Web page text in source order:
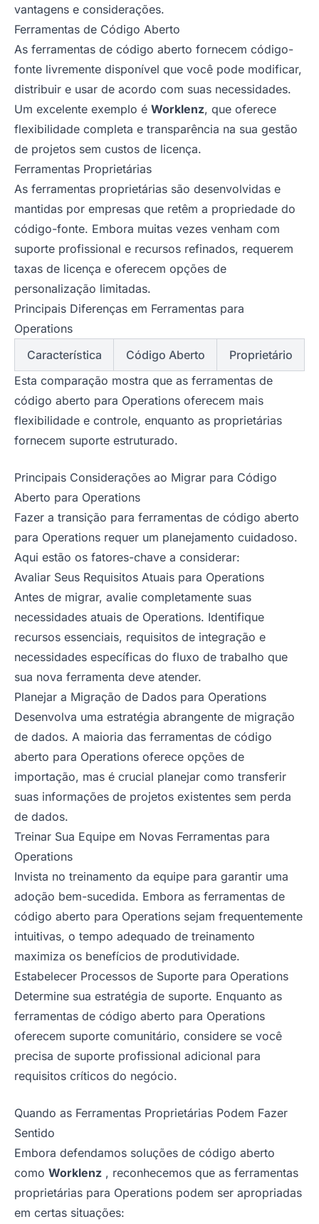
vantagens e considerações.
Ferramentas de Código Aberto
As ferramentas de código aberto fornecem código-
fonte livremente disponível que você pode modificar,
distribuir e usar de acordo com suas necessidades.
Um excelente exemplo é Worklenz, que oferece
flexibilidade completa e transparência na sua gestão
de projetos sem custos de licença.
Ferramentas Proprietárias
As ferramentas proprietárias são desenvolvidas e
mantidas por empresas que retêm a propriedade do
código-fonte. Embora muitas vezes venham com
suporte profissional e recursos refinados, requerem
taxas de licença e oferecem opções de
personalização limitadas.
Principais Diferenças em Ferramentas para
Operations
Característica
Código Aberto
Proprietário
Esta comparação mostra que as ferramentas de
código aberto para Operations oferecem mais
flexibilidade e controle, enquanto as proprietárias
fornecem suporte estruturado.
Principais Considerações ao Migrar para Código
Aberto para Operations
Fazer a transição para ferramentas de código aberto
para Operations requer um planejamento cuidadoso.
Aqui estão os fatores-chave a considerar:
Avaliar Seus Requisitos Atuais para Operations
Antes de migrar, avalie completamente suas
necessidades atuais de Operations. Identifique
recursos essenciais, requisitos de integração e
necessidades específicas do fluxo de trabalho que
sua nova ferramenta deve atender.
Planejar a Migração de Dados para Operations
Desenvolva uma estratégia abrangente de migração
de dados. A maioria das ferramentas de código
aberto para Operations oferece opções de
importação, mas é crucial planejar como transferir
suas informações de projetos existentes sem perda
de dados.
Treinar Sua Equipe em Novas Ferramentas para
Operations
Invista no treinamento da equipe para garantir uma
adoção bem-sucedida. Embora as ferramentas de
código aberto para Operations sejam frequentemente
intuitivas, o tempo adequado de treinamento
maximiza os benefícios de produtividade.
Estabelecer Processos de Suporte para Operations
Determine sua estratégia de suporte. Enquanto as
ferramentas de código aberto para Operations
oferecem suporte comunitário, considere se você
precisa de suporte profissional adicional para
requisitos críticos do negócio.
Quando as Ferramentas Proprietárias Podem Fazer
Sentido
Embora defendamos soluções de código aberto
como Worklenz , reconhecemos que as ferramentas
proprietárias para Operations podem ser apropriadas
em certas situações: